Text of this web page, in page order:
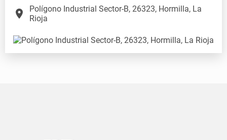
place
Polígono Industrial Sector-B, 26323, Hormilla, La
Rioja